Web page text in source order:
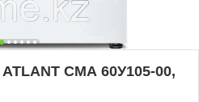
СМА 60У105-00,